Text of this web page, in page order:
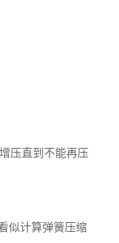
压直到不能再压
似计算弹簧压缩